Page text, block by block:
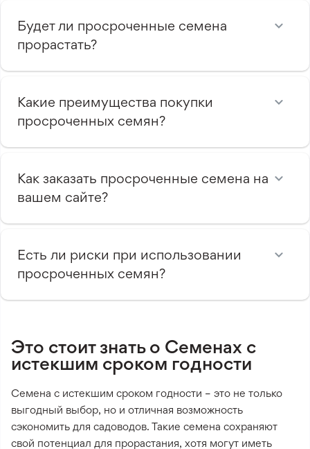
Будет ли просроченные семена
прорастать?
Какие преимущества покупки
просроченных семян?
Как заказать просроченные семена на
вашем сайте?
Есть ли риски при использовании
просроченных семян?
Это стоит знать о Семенах с
истекшим сроком годности
Семена с истекшим сроком годности – это не только
выгодный выбор, но и отличная возможность
сэкономить для садоводов. Такие семена сохраняют
свой потенциал для прорастания, хотя могут иметь